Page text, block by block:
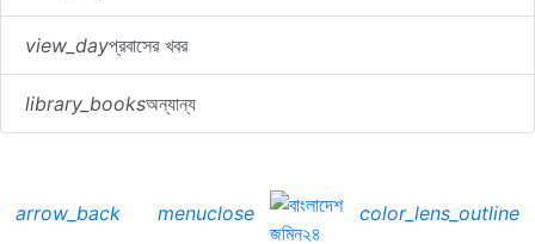
view_dayপ্রবাসের খবর
library_booksঅন্যান্য
arrow_back menuclose color_lens_outline